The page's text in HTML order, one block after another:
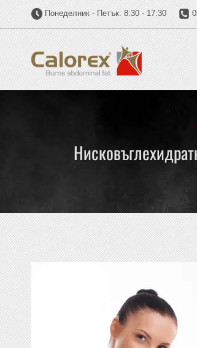
Понеделник - Петък: 8:30 - 17:30